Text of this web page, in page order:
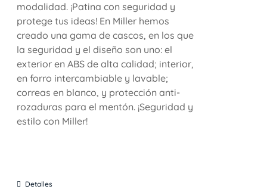
modalidad. ¡Patina con seguridad y
protege tus ideas! En Miller hemos
creado una gama de cascos, en los que
la seguridad y el diseño son uno: el
exterior en ABS de alta calidad; interior,
en forro intercambiable y lavable;
correas en blanco, y protección anti-
rozaduras para el mentón. ¡Seguridad y
estilo con Miller!
Detalles